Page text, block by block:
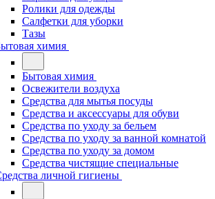
Ролики для одежды
Салфетки для уборки
Тазы
химия
Бытовая химия
Освежители воздуха
Средства для мытья посуды
Средства и аксессуары для обуви
Средства по уходу за бельем
Средства по уходу за ванной комнатой
Средства по уходу за домом
Средства чистящие специальные
личной гигиены